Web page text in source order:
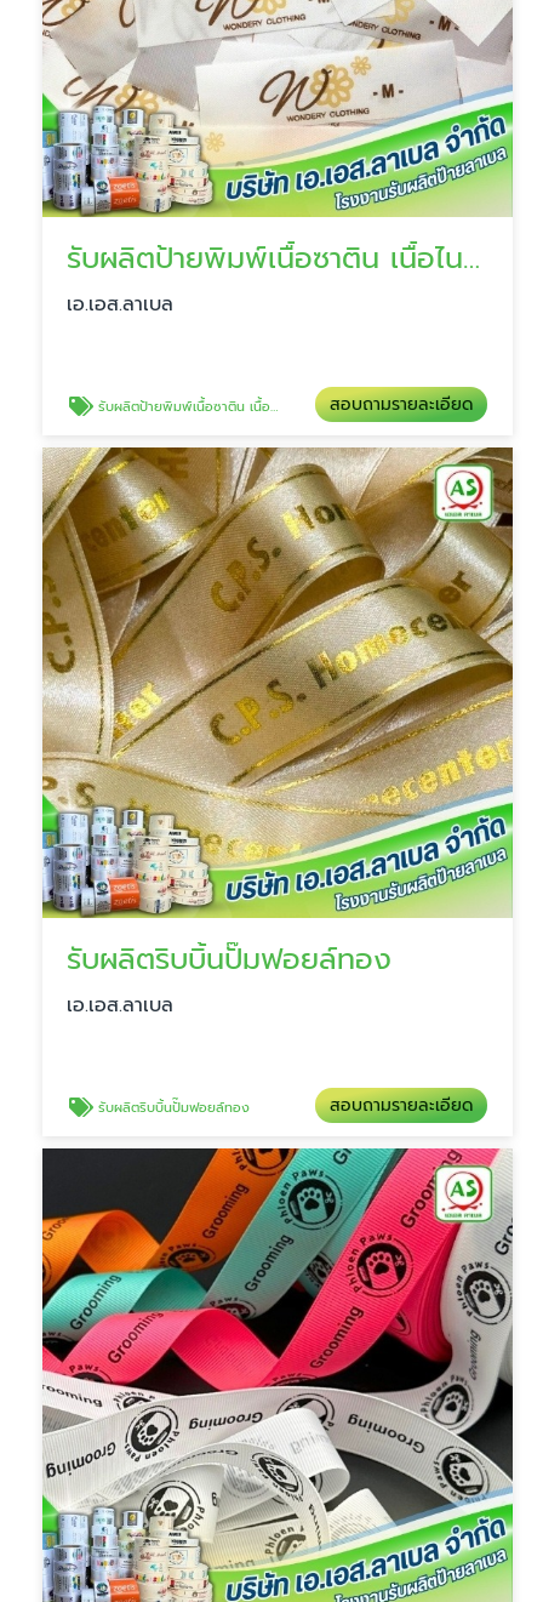
รับผลิตป้ายพิมพ์เนื้อซาติน เนื้อไนลอน
เอ.เอส.ลาเบล
รับผลิตป้ายพิมพ์เนื้อซาติน เนื้อไนลอน สอบถามรายละเอียด
รับผลิตริบบิ้นปั๊มฟอยล์ทอง
เอ.เอส.ลาเบล
รับผลิตริบบิ้นปั๊มฟอยล์ทอง สอบถามรายละเอียด